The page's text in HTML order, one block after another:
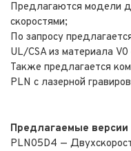
Предлагаются модели
скоростями;
По запросу
UL/CSA из материала
Также предлагается
PLN с лазерной
Предлагаемые версии
PLN05D4 —